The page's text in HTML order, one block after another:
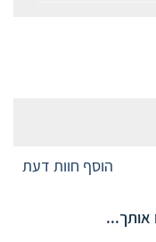
הוסף חוות דעת
אותך...